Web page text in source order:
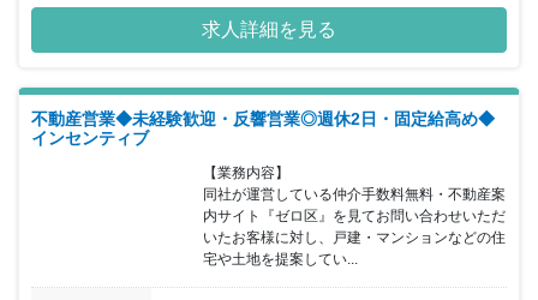
んの想いを面接で聞かせくださいね。募集背景：増員に伴う募集で
す。10名以上の採用を予定しています。急募のため、内定までの期
間は2週間以内を予定しています 【こんな志望動機！多かったで
だけど、チームで売上を作りたい！ ・仕事もプライベートも充実さ
せたい！ ・中小企業だからこそ、裁量を持って働けそう！ ・賞与2
回＋歩合＋決算賞与、、安定して稼げそう！などなど。。。
求人詳細を見る
不動産営業◆未経験歓迎・反響営業◎週休2日・固定給高め◆
インセンティブ
【業務内容】
同社が運営している仲介手数料無料・不動産案
内サイト『ゼロ区』を見てお問い合わせいただ
いたお客様に対し、戸建・マンションなどの住
宅や土地を提案してい...